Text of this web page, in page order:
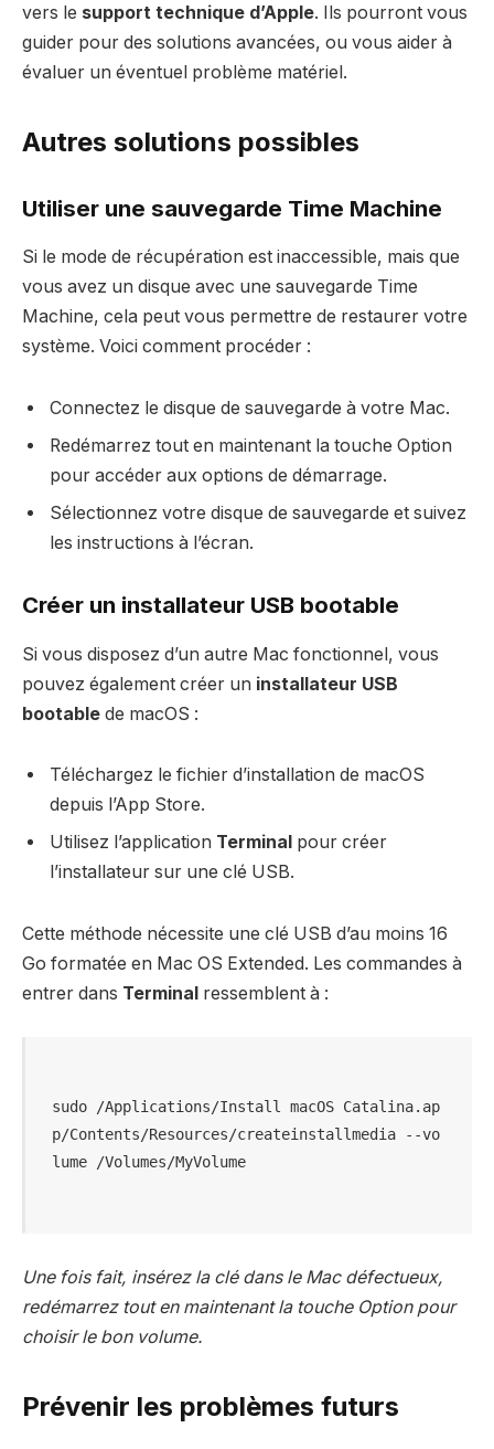
vers le support technique d’Apple. Ils pourront vous
guider pour des solutions avancées, ou vous aider à
évaluer un éventuel problème matériel.
Autres solutions possibles
Utiliser une sauvegarde Time Machine
Si le mode de récupération est inaccessible, mais que
vous avez un disque avec une sauvegarde Time
Machine, cela peut vous permettre de restaurer votre
système. Voici comment procéder :
Connectez le disque de sauvegarde à votre Mac.
Redémarrez tout en maintenant la touche Option
pour accéder aux options de démarrage.
Sélectionnez votre disque de sauvegarde et suivez
les instructions à l’écran.
Créer un installateur USB bootable
Si vous disposez d’un autre Mac fonctionnel, vous
pouvez également créer un installateur USB
bootable de macOS :
Téléchargez le fichier d’installation de macOS
depuis l’App Store.
Utilisez l’application Terminal pour créer
l’installateur sur une clé USB.
Cette méthode nécessite une clé USB d’au moins 16
Go formatée en Mac OS Extended. Les commandes à
entrer dans Terminal ressemblent à :
sudo /Applications/Install macOS Catalina.ap
p/Contents/Resources/createinstallmedia --vo
Une fois fait, insérez la clé dans le Mac défectueux,
redémarrez tout en maintenant la touche Option pour
choisir le bon volume.
Prévenir les problèmes futurs